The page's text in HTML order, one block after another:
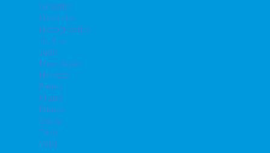
Ginástica
Hidrobike
Hidroginástica
Jiu Jitsu
Judô
Musculação
Natação
Peteca
Pilates
Ritmos
Sinuca
Tênis
Vôlei